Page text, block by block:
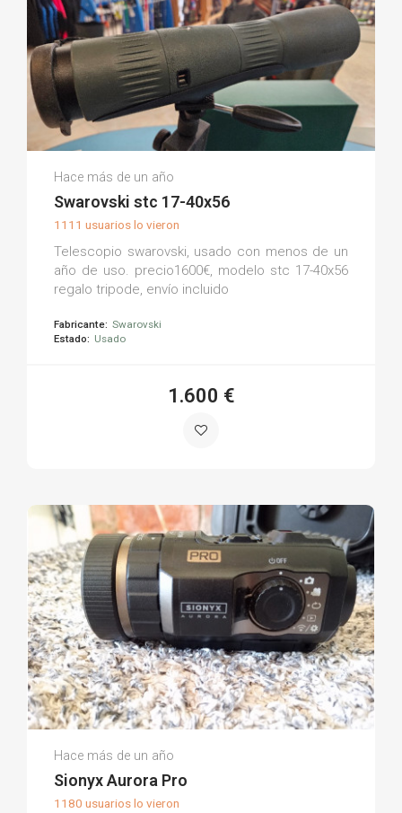
Oscar P.
(0)
Hace más de un año
Swarovski stc 17-40x56
1111 usuarios lo vieron
Telescopio swarovski, usado con menos de un
año de uso. precio1600€, modelo stc 17-40x56
regalo tripode, envío incluido
Fabricante: Swarovski
Estado: Usado
1.600 €
Hector M.
(0)
Hace más de un año
Sionyx Aurora Pro
1180 usuarios lo vieron